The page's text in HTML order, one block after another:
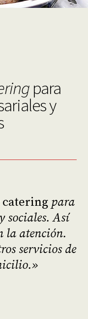
para
y
catering para
sociales. Así
la atención.
servicios de
»